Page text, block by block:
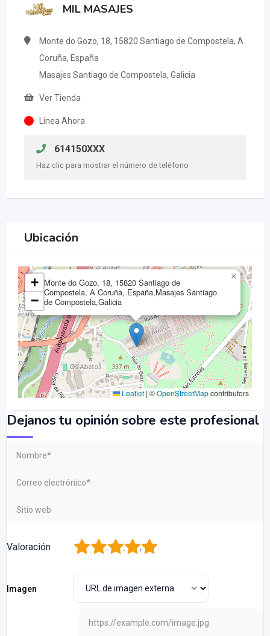
MIL MASAJES
Monte do Gozo, 18, 15820 Santiago de Compostela, A
Coruña, España
Masajes Santiago de Compostela, Galicia
Ver Tienda
Línea Ahora
614150XXX
Haz clic para mostrar el número de teléfono
Ubicación
Monte do Gozo, 18, 15820 Santiago de
Compostela, A Coruña, España,Masajes Santiago
de Compostela,Galicia
×
+
−
Leaflet | ©OpenStreetMapcontributors
Dejanos tu opinión sobre este profesional
Valoración 5
4
3
2
Imagen